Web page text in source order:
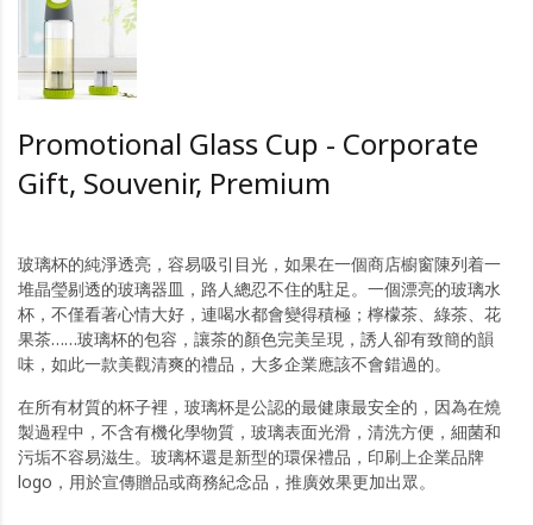
Promotional Glass Cup - Corporate
Gift, Souvenir, Premium
玻璃杯的純淨透亮，容易吸引目光，如果在一個商店櫥窗陳列着一
堆晶瑩剔透的玻璃器皿，路人總忍不住的駐足。一個漂亮的玻璃水
杯，不僅看著心情大好，連喝水都會變得積極；檸檬茶、綠茶、花
果茶……玻璃杯的包容，讓茶的顏色完美呈現，誘人卻有致簡的韻
味，如此一款美觀清爽的禮品，大多企業應該不會錯過的。
在所有材質的杯子裡，玻璃杯是公認的最健康最安全的，因為在燒
製過程中，不含有機化學物質，玻璃表面光滑，清洗方便，細菌和
污垢不容易滋生。玻璃杯還是新型的環保禮品，印刷上企業品牌
logo，用於宣傳贈品或商務紀念品，推廣效果更加出眾。